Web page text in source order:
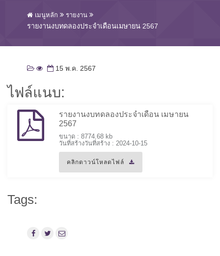
เมนูหลัก รายงาน
รายงานงบทดลองประจำเดือนเมษายน 2567
15 พ.ค. 2567
ไฟล์แนบ:
รายงานงบทดลองประจำเดือน เมษายน
2567
ขนาด : 8774.68 kb
วันที่สร้างวันที่สร้าง : 2024-10-15
คลิกดาวน์โหลดไฟล์
Tags: